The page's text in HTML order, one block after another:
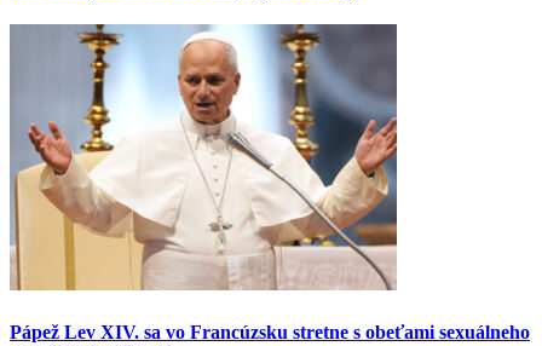
Pápež Lev XIV. sa vo Francúzsku stretne s obeťami sexuálneho